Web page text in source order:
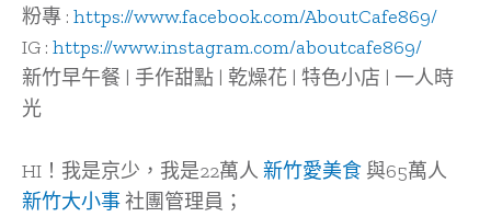
粉專 : https://www.facebook.com/AboutCafe869/
IG : https://www.instagram.com/aboutcafe869/
新竹早午餐 | 手作甜點 | 乾燥花 | 特色小店 | 一人時
光
HI！我是京少，我是22萬人 新竹愛美食與65萬人
新竹大小事社團管理員；